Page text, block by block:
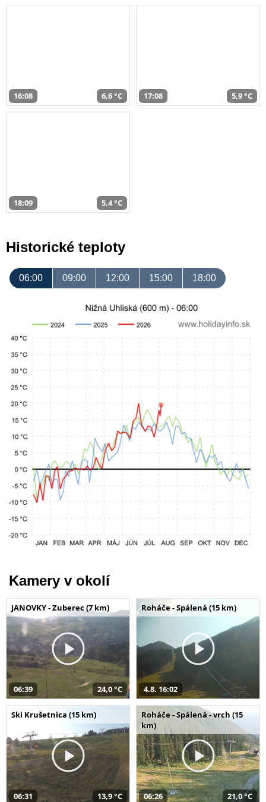
16:08 6,6 °C 17:08 5,9 °C
18:09 5,4 °C
Historické teploty
06:00 09:00 12:00 15:00 18:00
Kamery v okolí
JANOVKY - Zuberec (7 km)
06:39 24,0 °C
Roháče - Spálená (15 km)
4.8. 16:02
Ski Krušetnica (15 km)
06:31 13,9 °C
Roháče - Spálená - vrch (15
km)
06:26 21,0 °C